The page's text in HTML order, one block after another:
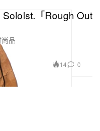
「Rough Out
品
14 0